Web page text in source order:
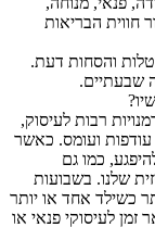
חווית הבריאות
והסחות דעת.
שבעתיים.
רבות לעיסוק,
ועומס. כאשר
כמו גם
שלנו. בשבועות
כשילד אחד או יותר
לעיסוקי פנאי או